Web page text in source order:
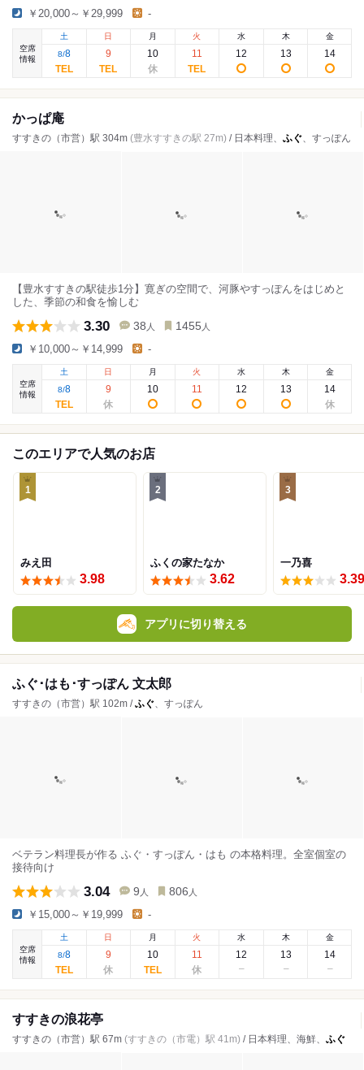
￥20,000～￥29,999 -
空席
情報
土
8/8
日
9
月
10
火
11
水
12
木
13
金
14
かっぱ庵
すすきの（市営）駅 304m (豊水すすきの駅 27m) / 日本料理、 ふぐ、すっぽん
【豊水すすきの駅徒歩1分】寛ぎの空間で、河豚やすっぽんをはじめと
した、季節の和食を愉しむ
3.30 38 人 1455 人
￥10,000～￥14,999 -
空席
情報
土
8/8
日
9
月
10
火
11
水
12
木
13
金
14
このエリアで人気のお店
1
みえ田
3.98
2
ふくの家たなか
3.62
3
一乃喜
3.39
アプリに切り替える
ふぐ･はも･すっぽん 文太郎
すすきの（市営）駅 102m /ふぐ、すっぽん
ベテラン料理長が作る ふぐ・すっぽん・はも の本格料理。全室個室の
接待向け
3.04 9 人 806 人
￥15,000～￥19,999 -
空席
情報
土
8/8
日
9
月
10
火
11
水
12
木
13
金
14
すすきの浪花亭
すすきの（市営）駅 67m (すすきの（市電）駅 41m) / 日本料理、海鮮、 ふぐ